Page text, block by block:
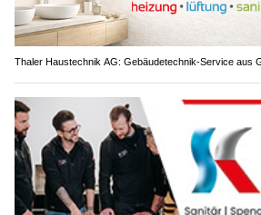
Thaler Haustechnik AG: Gebäudetechnik-Service aus